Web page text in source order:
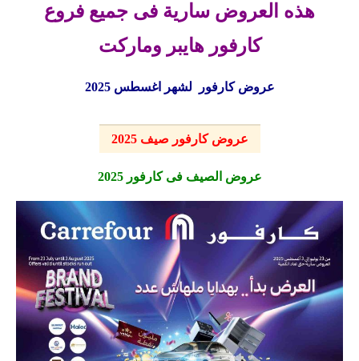
هذه العروض سارية فى جميع فروع
كارفور هايبر وماركت
عروض كارفور لشهر اغسطس 2025
عروض كارفور صيف 2025
عروض الصيف فى كارفور 2025